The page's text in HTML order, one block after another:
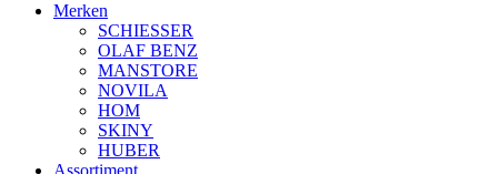
Merken
SCHIESSER
OLAF BENZ
MANSTORE
NOVILA
HOM
SKINY
HUBER
Assortiment